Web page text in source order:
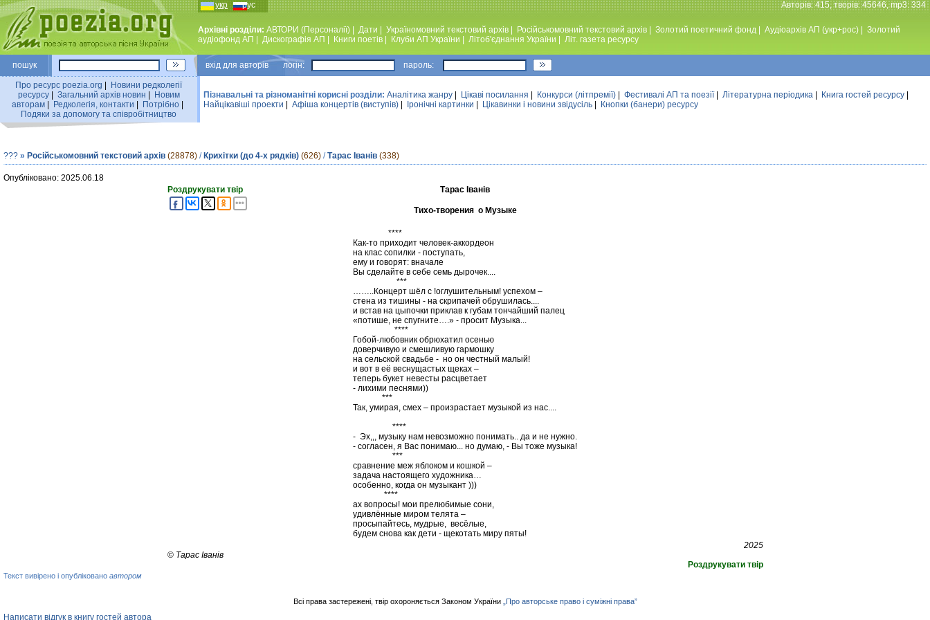
укр рус Авторiв: 415, творiв: 45646, mp3: 334
Архівні розділи: АВТОРИ (Персоналії) Дати Україномовний текстовий архiв Російськомовний текстовий архів Золотий поетичний фонд Аудiоархiв АП (укр+рос)
Золотий
аудiофонд АП
Дискографiя АП Книги поетiв Клуби АП України Лiтоб'єднання України Лiт. газета ресурсу
пошук вхiд для авторiв логін: пароль:
Про ресурс poezia.org
Новини редколегiї
ресурсу| Загальний архiв новин
Новим
авторам
Редколегiя, контакти Потрiбно
Подяки за допомогу та співробітництво
Пізнавальні та різноманітні корисні розділи: Аналiтика жанру Цікаві посилання Конкурси (лiтпремiї) Фестивалi АП та поезiї| Літературна періодика Книга гостей ресурсу
Найцiкавiшi проекти
Афіша концертів (виступів) Iронiчнi картинки Цікавинки і новини звідусіль Кнопки (банери) ресурсу
??? » Російськомовний текстовий архів (28878) / Крихітки (до 4-х рядків) (626) /Тарас Іванів (338)
Опубліковано: 2025.06.18
Роздрукувати твір
Тарас Іванів
Тихо-творения о Музыке
****
Как-то приходит человек-аккордеон
на клас сопилки - поступать,
ему и говорят: вначале
Вы сделайте в себе семь дырочек....
***
……..Концерт шёл с !оглушительным! успехом –
стена из тишины - на скрипачей обрушилась....
и встав на цыпочки приклав к губам тончайший палец
«потише, не спугните….» - просит Музыка...
****
Гобой-любовник обрюхатил осенью
доверчивую и смешливую гармошку
на сельской свадьбе - но он честный малый!
и вот в её веснущастых щеках –
теперь букет невесты расцветает
- лихими песнями))
***
Так, умирая, смех – произрастает музыкой из нас....
****
- Эх,,, музыку нам невозможно понимать.. да и не нужно.
- согласен, я Вас понимаю... но думаю, - Вы тоже музыка!
***
сравнение меж яблоком и кошкой –
задача настоящего художника…
особенно, когда он музыкант )))
****
ах вопросы! мои прелюбимые сони,
удивлённые миром телята –
просыпайтесь, мудрые, весёлые,
будем снова как дети - щекотать миру пяты!
2025
© Тарас Іванів
Роздрукувати твір
Текст вивірено і опубліковано автором
Всі права застережені, твір охороняється Законом України „Про авторське право і суміжні права”
Написати відгук в книгу гостей автора